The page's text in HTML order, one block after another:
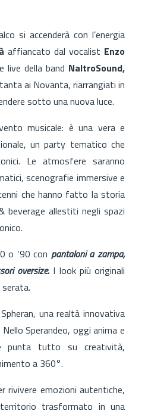
si accenderà con l’energia
affiancato dal vocalist Enzo
live della band NaltroSound,
ai Novanta, riarrangiati in
sotto una nuova luce.
musicale: è una vera e
un party tematico che
Le atmosfere saranno
scenografie immersive e
che hanno fatto la storia
beverage allestiti negli spazi
o ‘90 con pantaloni a zampa,
oversize. I look più originali
una realtà innovativa
Sperandeo, oggi anima e
punta tutto su creatività,
a 360°.
rivivere emozioni autentiche,
trasformato in una